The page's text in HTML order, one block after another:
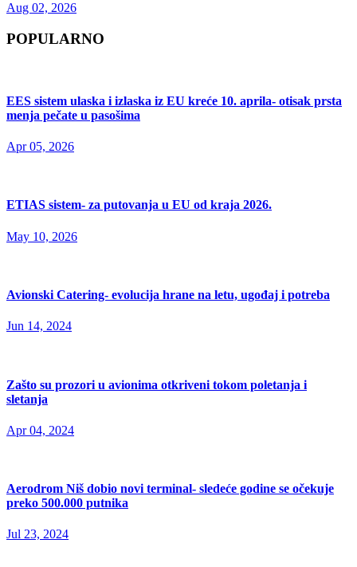
Aug 02, 2026
POPULARNO
EES sistem ulaska i izlaska iz EU kreće 10. aprila- otisak prsta
menja pečate u pasošima
Apr 05, 2026
ETIAS sistem- za putovanja u EU od kraja 2026.
May 10, 2026
Avionski Catering- evolucija hrane na letu, ugođaj i potreba
Jun 14, 2024
Zašto su prozori u avionima otkriveni tokom poletanja i
sletanja
Apr 04, 2024
Aerodrom Niš dobio novi terminal- sledeće godine se očekuje
preko 500.000 putnika
Jul 23, 2024